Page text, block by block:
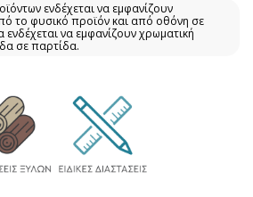
ενδέχεται να εμφανίζουν
το φυσικό προϊόν και από οθόνη σε
να εμφανίζουν χρωματική
σε παρτίδα.